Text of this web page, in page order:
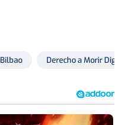
Bilbao Derecho a Morir